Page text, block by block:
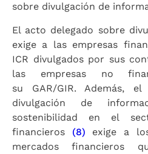
sobre divulgación de
El acto delegado sobre
exige a las empresas
ICR divulgados por sus
las empresas no
su GAR/GIR. Además,
divulgación de
sostenibilidad en el
financieros (8) exige a
mercados financieros